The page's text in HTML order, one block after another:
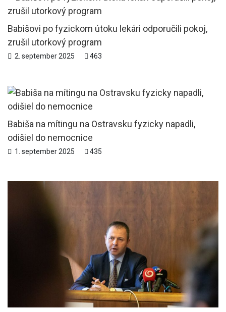
Babišovi po fyzickom útoku lekári odporučili pokoj,
zrušil utorkový program
2. september 2025 463
Babiša na mítingu na Ostravsku fyzicky napadli,
odišiel do nemocnice
1. september 2025 435